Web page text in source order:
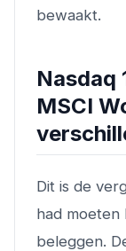
bewaakt.
Nasdaq
MSCI
Dit is de
had
beleggen.